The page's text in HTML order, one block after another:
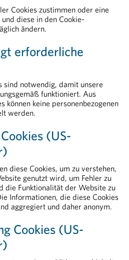
& Qualitätssicherung
Kontakt
Data & Digital
Advocacy
Netzwerke im Arzneimittelhandel
Forschung steht unter Druck
jedem Lebensabschnitt
sondern schaffen vor allem Nutzen
DETAIL
die Pharmaindustrie
Cookies zustimmen oder eine
diese in den Cookie-
ändern.
erforderliche
sind notwendig, damit unsere
funktioniert. Aus
können keine personenbezogenen
werden.
(US-
diese Cookies, um zu verstehen,
genutzt wird, um Fehler zu
die Funktionalität der Website zu
Informationen, die diese Cookies
aggregiert und daher anonym.
Cookies (US-